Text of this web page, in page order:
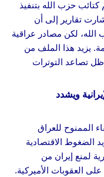
في مارس 2023، ويُتهم كتائب حزب الله بتنفيذ
تقارير إلى أن
لكن مصادر عراقية
يزيد هذا الملف من
ظل تصاعد التوترات
ويشدد
الممنوح للعراق
الضغوط الاقتصادية
لمنع إيران من
العقوبات الأميركية.